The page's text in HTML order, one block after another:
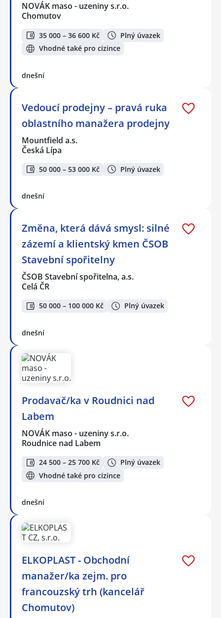
NOVÁK maso - uzeniny s.r.o.
Chomutov
35 000 – 36 600 Kč
Plný úvazek
Vhodné také pro cizince
dnešní
Vedoucí prodejny – pravá ruka
oblastního manažera prodejny
Mountfield a.s.
Česká Lípa
50 000 – 53 000 Kč Plný úvazek
dnešní
Změna, která dává smysl: silné
zázemí a klientský kmen ČSOB
Stavební spořitelny
ČSOB Stavební spořitelna, a.s.
Celá ČR
50 000 – 100 000 Kč Plný úvazek
dnešní
Prodavač/ka v Roudnici nad
Labem
NOVÁK maso - uzeniny s.r.o.
Roudnice nad Labem
24 500 – 25 700 Kč
Plný úvazek
Vhodné také pro cizince
dnešní
ELKOPLAST - Obchodní
manažer/ka zejm. pro
francouzský trh (kancelář
Chomutov)